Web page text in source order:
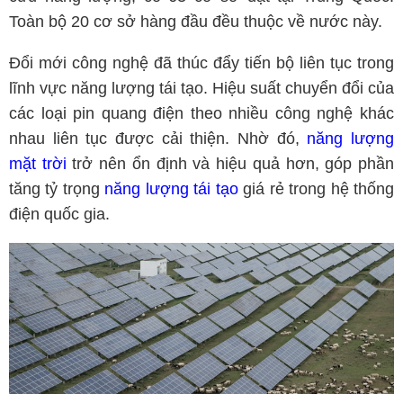
Toàn bộ 20 cơ sở hàng đầu đều thuộc về nước này.
Đổi mới công nghệ đã thúc đẩy tiến bộ liên tục trong
lĩnh vực năng lượng tái tạo. Hiệu suất chuyển đổi của
các loại pin quang điện theo nhiều công nghệ khác
nhau liên tục được cải thiện. Nhờ đó, năng lượng
mặt trời trở nên ổn định và hiệu quả hơn, góp phần
tăng tỷ trọng năng lượng tái tạogiá rẻ trong hệ thống
điện quốc gia.